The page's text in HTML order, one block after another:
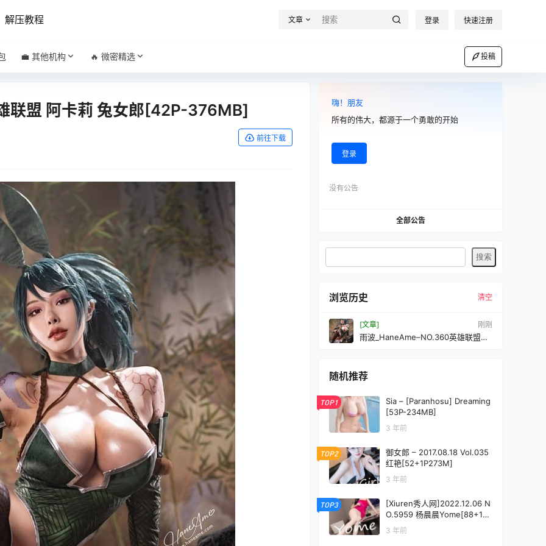
解压教程 文章 登录 快速注册
💼 其他机构 🔥 微密精选 投稿
联盟 阿卡莉 兔女郎[42P-376MB]
前往下载
嗨！朋友
所有的伟大，都源于一个勇敢的开始
登录
没有公告
全部公告
浏览历史 清空
[文章] 刚刚
雨波_HaneAme–NO.360英雄联盟阿
随机推荐
TOP1
Sia – [Paranhosu] Dreaming
[53P-234MB]
3 年前
TOP2
御女郎 – 2017.08.18 Vol.035
红艳[52+1P273M]
3 年前
TOP3
[Xiuren秀人网]2022.12.06 N
O.5959 杨晨晨Yome[88+1P
／546MB]
3 年前